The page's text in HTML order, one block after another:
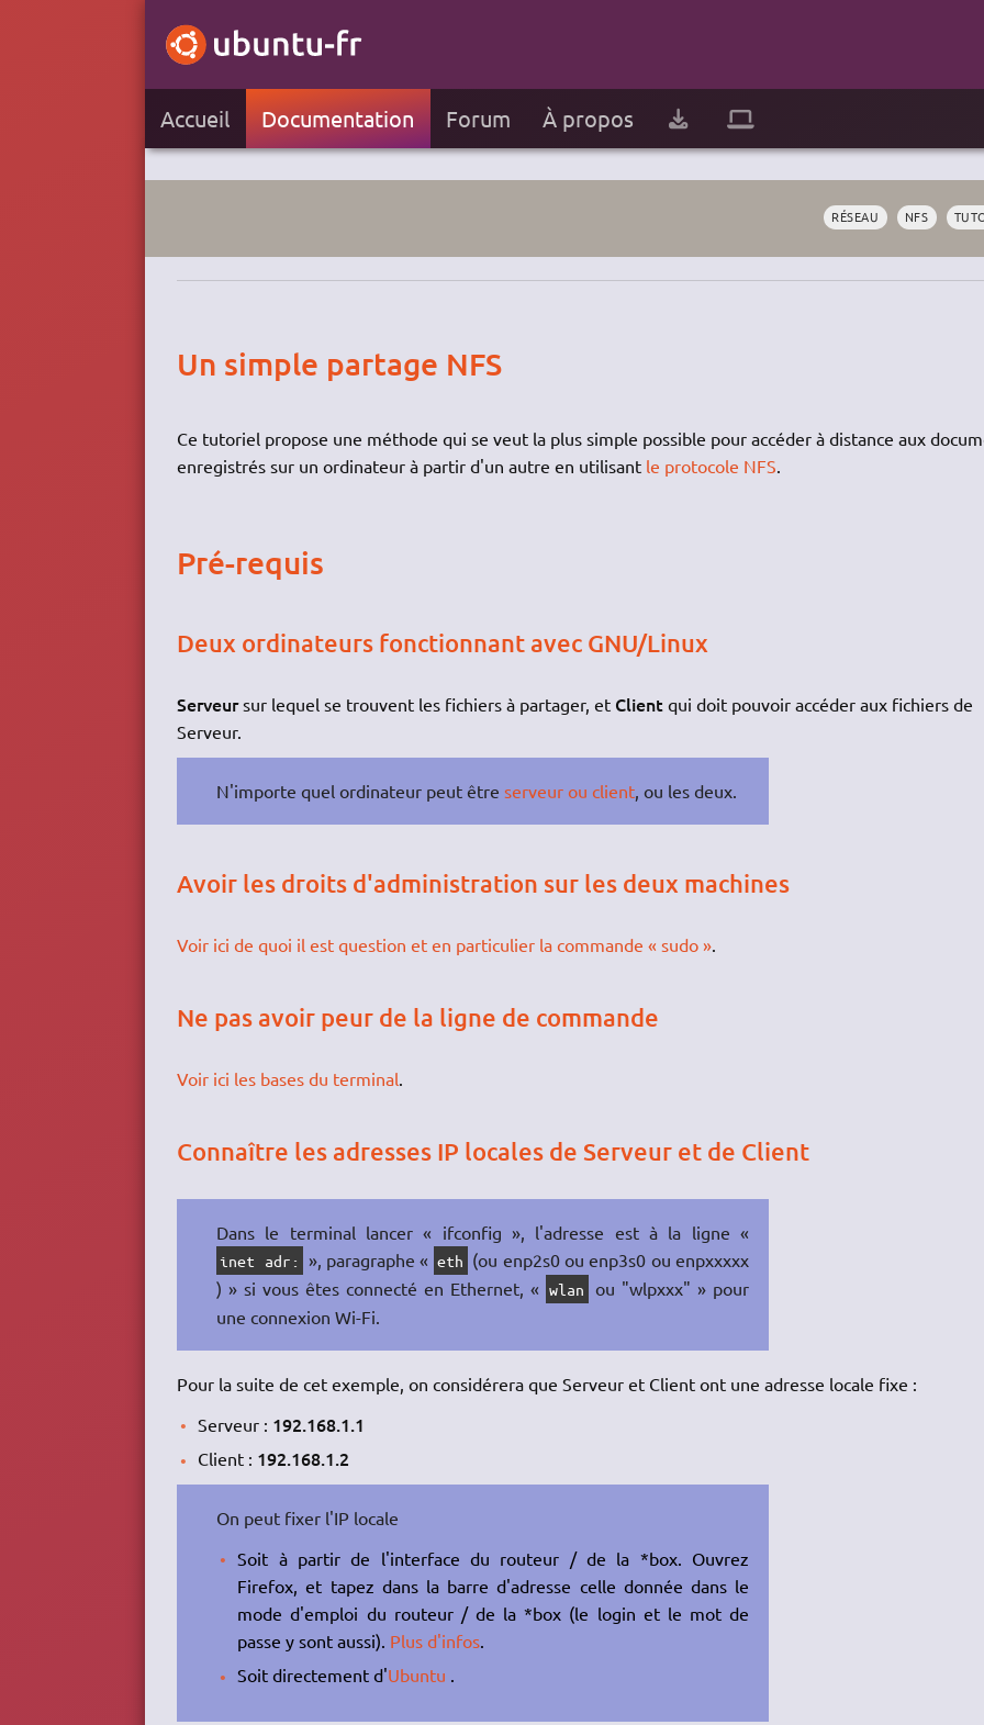
Accueil Documentation Forum À propos
RÉSEAU NFS
Un simple partage NFS
Ce tutoriel propose une méthode qui se veut la plus simple possible pour accéder à distance aux
enregistrés sur un ordinateur à partir d'un autre en utilisant le protocole NFS.
Pré-requis
Deux ordinateurs fonctionnant avec GNU/Linux
Serveursur lequel se trouvent les fichiers à partager, et Clientqui doit pouvoir accéder aux fichiers de
Serveur.
N'importe quel ordinateur peut être serveur ou client, ou les deux.
Avoir les droits d'administration sur les deux machines
Voir ici de quoi il est question et en particulier la commande « sudo ».
Ne pas avoir peur de la ligne de commande
Voir ici les bases du terminal.
Connaître les adresses IP locales de Serveur et de Client
Dans le terminal lancer « ifconfig », l'adresse est à la ligne «
inet adr: », paragraphe « eth (ou enp2s0 ou enp3s0 ou enpxxxxx
) » si vous êtes connecté en Ethernet, « wlan
ou "wlpxxx" » pour
une connexion Wi-Fi.
Pour la suite de cet exemple, on considérera que Serveur et Client ont une adresse locale fixe :
Serveur : 192.168.1.1
Client : 192.168.1.2
On peut fixer l'IP locale
Soit à partir de l'interface du routeur / de la *box. Ouvrez
Firefox, et tapez dans la barre d'adresse celle donnée dans le
mode d'emploi du routeur / de la *box (le login et le mot de
passe y sont aussi). Plus d'infos
Soit directement d'Ubuntu .